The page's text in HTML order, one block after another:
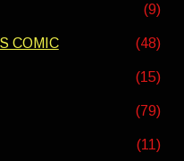
(9)
COMIC (48)
(15)
(79)
(11)